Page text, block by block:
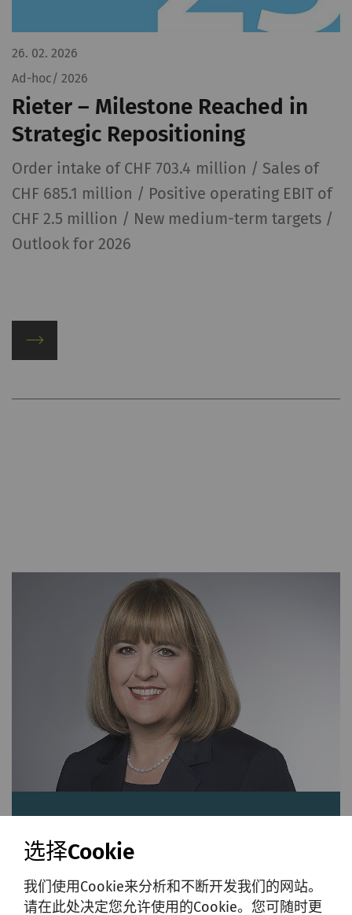
26. 02. 2026
Ad-hoc/ 2026
Rieter – Milestone Reached in
Strategic Repositioning
Order intake of CHF 703.4 million / Sales of
CHF 685.1 million / Positive operating EBIT of
CHF 2.5 million / New medium-term targets /
Outlook for 2026
Head Group Marketing & Communication,
Member of the Extended Group Executive
Committee
选择Cookie
我们使用Cookie来分析和不断开发我们的网站。
请在此处决定您允许使用的Cookie。您可随时更